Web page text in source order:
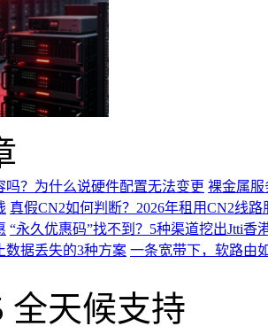
吗？为什么说硬件配置无法变更 裸金属服
真假CN2如何判断？2026年租用CN2线
“永久优惠码”找不到？5种渠道挖出Jtti香
数据丢失的3种方案 一条宽带下，软路由
全天候支持